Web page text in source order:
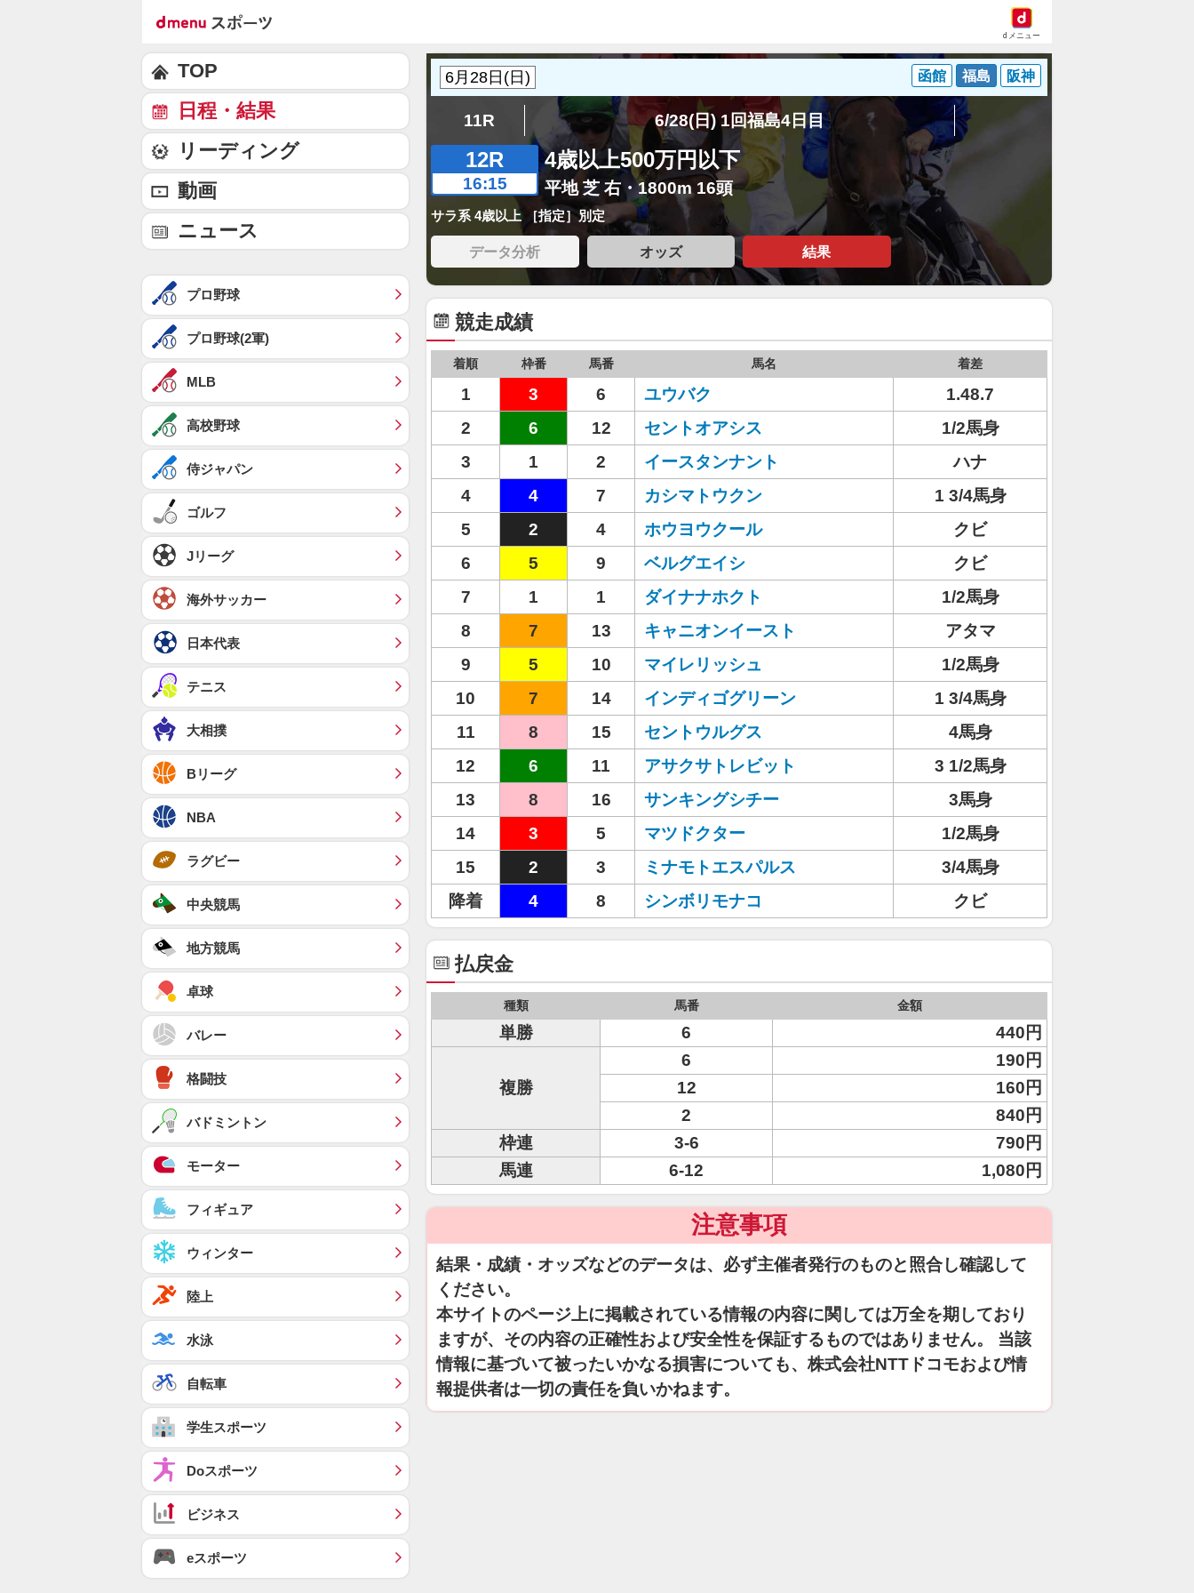
dメニュー
函館 福島 阪神
11R 6/28(日) 1回福島4日目
12R
16:15
4歳以上500万円以下
平地 芝 右・1800m 16頭
サラ系 4歳以上 ［指定］別定
データ分析 オッズ 結果
競走成績
着順 枠番 馬番 馬名 着差
1 3 6 ユウバク
1.48.7
2
6 12 セントオアシス
1/2馬身
3
1 2 イースタンナント
ハナ
4
4 7 カシマトウクン
1 3/4馬身
5
2 4 ホウヨウクール
クビ
6
5 9 ベルグエイシ
クビ
7
1 1 ダイナナホクト
1/2馬身
8
7 13 キャニオンイースト
アタマ
9
5 10 マイレリッシュ
1/2馬身
10
7 14 インディゴグリーン
1 3/4馬身
11
8 15 セントウルグス
4馬身
12
6 11 アサクサトレビット
3 1/2馬身
13
8 16 サンキングシチー
3馬身
14
3 5 マツドクター
1/2馬身
15
2 3 ミナモトエスパルス
3/4馬身
降着
4 8 シンボリモナコ クビ
払戻金
種類 馬番 金額
単勝 6 440円
複勝
6
190円
12
160円
2
840円
枠連
3-6
790円
馬連
6-12 1,080円
注意事項
結果・成績・オッズなどのデータは、必ず主催者発行のものと照合し確認して
ください。
本サイトのページ上に掲載されている情報の内容に関しては万全を期しており
ますが、その内容の正確性および安全性を保証するものではありません。 当該
情報に基づいて被ったいかなる損害についても、株式会社NTTドコモおよび情
報提供者は一切の責任を負いかねます。
TOP
日程・結果
リーディング
動画
ニュース
プロ野球
プロ野球(2軍)
MLB
高校野球
侍ジャパン
ゴルフ
Jリーグ
海外サッカー
日本代表
テニス
大相撲
Bリーグ
NBA
ラグビー
中央競馬
地方競馬
卓球
バレー
格闘技
バドミントン
モーター
フィギュア
ウィンター
陸上
水泳
自転車
学生スポーツ
Doスポーツ
ビジネス
eスポーツ